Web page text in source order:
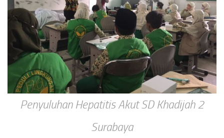
Penyuluhan Hepatitis Akut SD Khadijah 2
Surabaya